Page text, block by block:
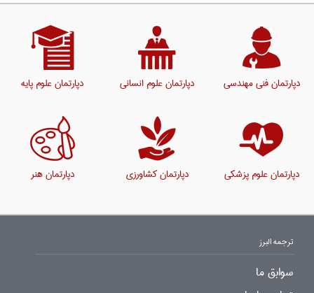
دپارتمان فنی مهندسی دپارتمان علوم انسانی دپارتمان علوم پایه
دپارتمان علوم پزشکی دپارتمان کشاورزی دپارتمان هنر
ترجمه البرز
سوابق ما